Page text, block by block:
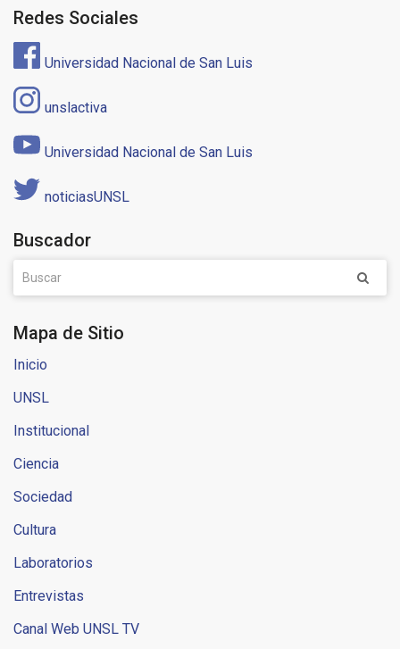
Redes Sociales
Universidad Nacional de San Luis
unslactiva
Universidad Nacional de San Luis
noticiasUNSL
Buscador
Mapa de Sitio
Inicio
UNSL
Institucional
Ciencia
Sociedad
Cultura
Laboratorios
Entrevistas
Canal Web UNSL TV